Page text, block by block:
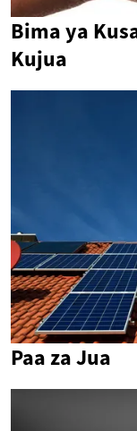
Bima ya
Kujua
Paa za Jua